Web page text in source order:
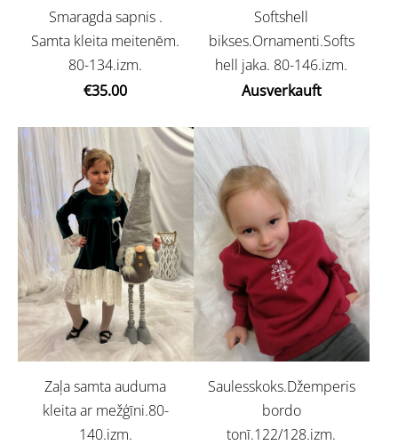
Smaragda sapnis .
Samta kleita meitenēm.
80-134.izm.
€35.00
Softshell
bikses.Ornamenti.Softs
hell jaka. 80-146.izm.
Ausverkauft
Zaļa samta auduma
kleita ar mežģīni.80-
140.izm.
Saulesskoks.Džemperis
bordo
tonī.122/128.izm.